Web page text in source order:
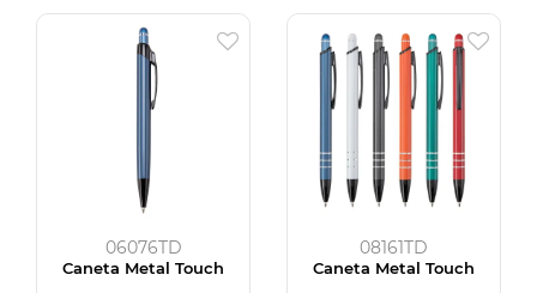
06076TD
Caneta Metal Touch
08161TD
Caneta Metal Touch